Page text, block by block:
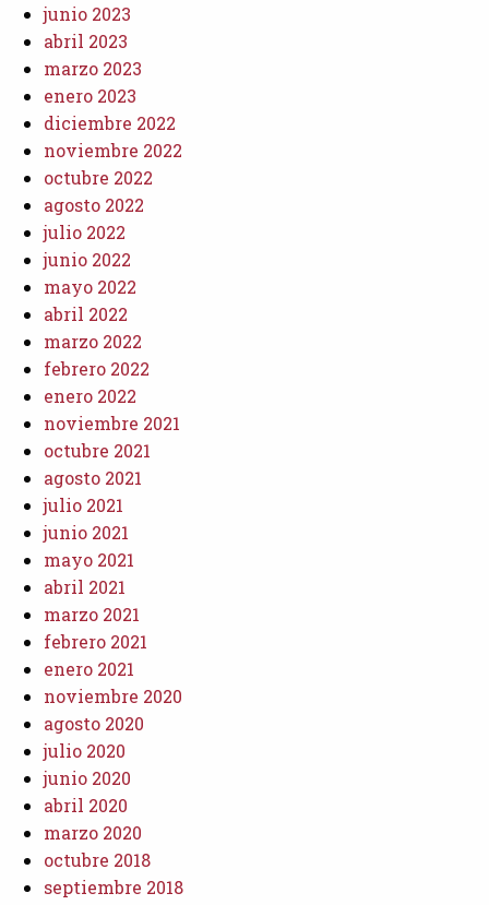
junio 2023
abril 2023
marzo 2023
enero 2023
diciembre 2022
noviembre 2022
octubre 2022
agosto 2022
julio 2022
junio 2022
mayo 2022
abril 2022
marzo 2022
febrero 2022
enero 2022
noviembre 2021
octubre 2021
agosto 2021
julio 2021
junio 2021
mayo 2021
abril 2021
marzo 2021
febrero 2021
enero 2021
noviembre 2020
agosto 2020
julio 2020
junio 2020
abril 2020
marzo 2020
octubre 2018
septiembre 2018